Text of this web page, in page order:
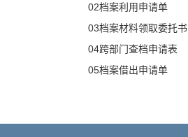
02档案利用申请单
03档案材料领取委托书
04跨部门查档申请表
05档案借出申请单